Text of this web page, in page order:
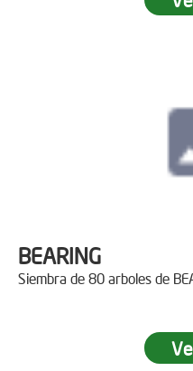
BEARING
Siembra de 80 arboles de